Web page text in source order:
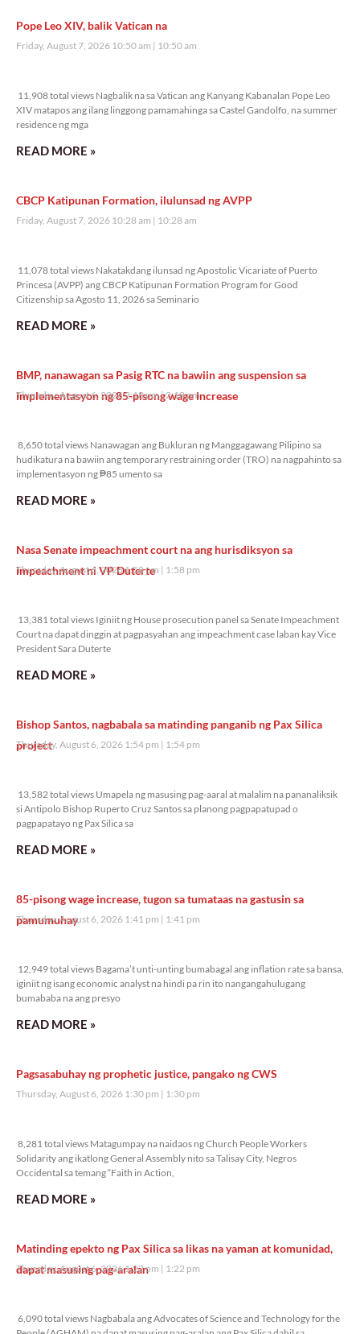
Pope Leo XIV, balik Vatican na
Friday, August 7, 2026 10:50 am 10:50 am
11,908 total views Nagbalik na sa Vatican ang Kanyang Kabanalan Pope Leo
XIV matapos ang ilang linggong pamamahinga sa Castel Gandolfo, na summer
residence ng mga
READ MORE »
CBCP Katipunan Formation, ilulunsad ng AVPP
Friday, August 7, 2026 10:28 am 10:28 am
11,078 total views Nakatakdang ilunsad ng Apostolic Vicariate of Puerto
Princesa (AVPP) ang CBCP Katipunan Formation Program for Good
Citizenship sa Agosto 11, 2026 sa Seminario
READ MORE »
BMP, nanawagan sa Pasig RTC na bawiin ang suspension sa
implementasyon ng 85-pisong wage increase
Thursday, August 6, 2026 2:18 pm 2:18 pm
8,650 total views Nanawagan ang Bukluran ng Manggagawang Pilipino sa
hudikatura na bawiin ang temporary restraining order (TRO) na nagpahinto sa
implementasyon ng ₱85 umento sa
READ MORE »
Nasa Senate impeachment court na ang hurisdiksyon sa
impeachment ni VP Duterte
Thursday, August 6, 2026 1:58 pm 1:58 pm
13,381 total views Iginiit ng House prosecution panel sa Senate Impeachment
Court na dapat dinggin at pagpasyahan ang impeachment case laban kay Vice
President Sara Duterte
READ MORE »
Bishop Santos, nagbabala sa matinding panganib ng Pax Silica
project
Thursday, August 6, 2026 1:54 pm 1:54 pm
13,582 total views Umapela ng masusing pag-aaral at malalim na pananaliksik
si Antipolo Bishop Ruperto Cruz Santos sa planong pagpapatupad o
pagpapatayo ng Pax Silica sa
READ MORE »
85-pisong wage increase, tugon sa tumataas na gastusin sa
pamumuhay
Thursday, August 6, 2026 1:41 pm 1:41 pm
12,949 total views Bagama’t unti-unting bumabagal ang inflation rate sa bansa,
iginiit ng isang economic analyst na hindi pa rin ito nangangahulugang
bumababa na ang presyo
READ MORE »
Pagsasabuhay ng prophetic justice, pangako ng CWS
Thursday, August 6, 2026 1:30 pm 1:30 pm
8,281 total views Matagumpay na naidaos ng Church People Workers
Solidarity ang ikatlong General Assembly nito sa Talisay City, Negros
Occidental sa temang “Faith in Action,
READ MORE »
Matinding epekto ng Pax Silica sa likas na yaman at komunidad,
dapat masusing pag-aralan
Thursday, August 6, 2026 1:22 pm 1:22 pm
6,090 total views Nagbabala ang Advocates of Science and Technology for the